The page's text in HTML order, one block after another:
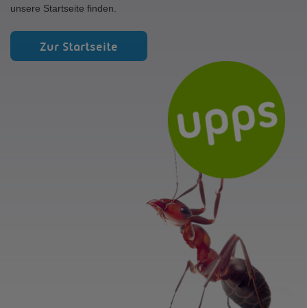
unsere Startseite finden.
Zur Startseite